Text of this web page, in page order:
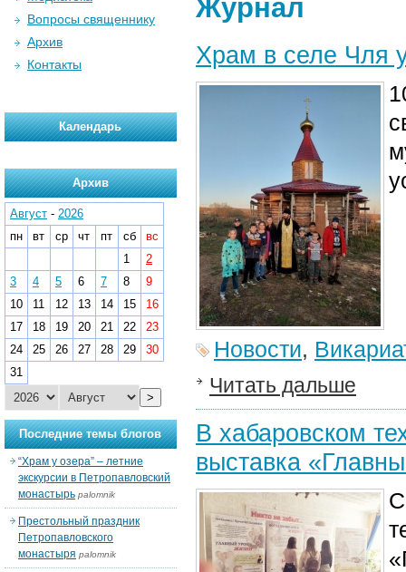
Журнал
Храм в селе Чля
Новости,
Читать дальше
В хабаровском
выставка
Вопросы священнику
Архив
Контакты
Календарь
Архив
Август - 2026
пн
вт ср чт пт сб
вс
1
2
3
4 5 6 7 8
9
10
11 12 13 14 15
16
17
18 19 20 21 22
23
24
25 26 27 28 29
30
31
>
Последние темы блогов
“Храм у озера” – летние
экскурсии в Петропавловский
монастырь palomnik
Престольный праздник
Петропавловского
монастыря palomnik